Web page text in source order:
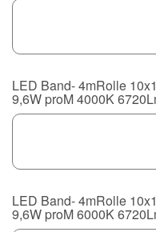
LED Band- 4mRolle
9,6W proM 4000K
LED Band- 4mRolle
9,6W proM 6000K